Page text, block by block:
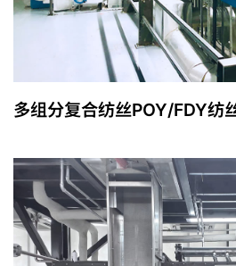
多组分复合纺丝POY/FDY纺